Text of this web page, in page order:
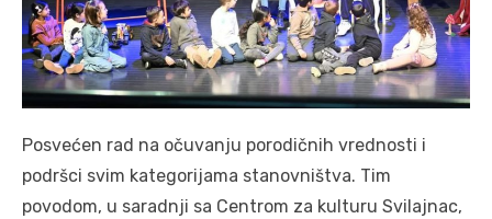
Posvećen rad na očuvanju porodičnih vrednosti i
podršci svim kategorijama stanovništva. Tim
povodom, u saradnji sa Centrom za kulturu Svilajnac,